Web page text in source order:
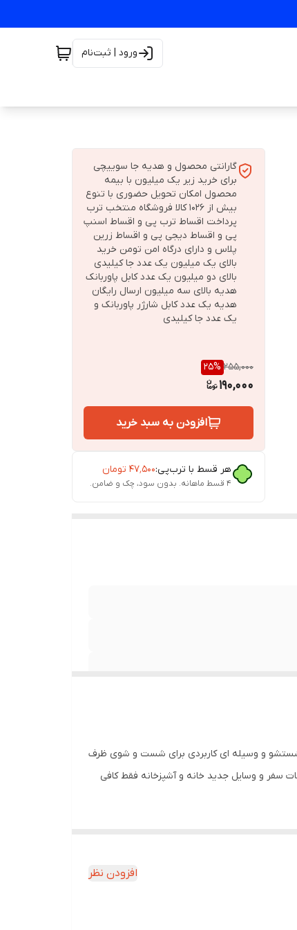
ورود | ثبت‌نام
گارانتی محصول و هدیه جا سوییچی
برای خرید زیر یک میلیون با بیمه
محصول امکان تحویل حضوری با تنوع
بیش از 1026 کالا فروشگاه منتخب ترب
پرداخت اقساط ترب پی و اقساط اسنپ
پی و اقساط دیجی پی و اقساط زرین
پلاس و دارای درگاه امن تومن خرید
بالای یک میلیون یک عدد جا کیلیدی
بالای دو میلیون یک عدد کابل پاوربانک
هدیه بالای سه میلیون ارسال رایگان
هدیه یک عدد کابل شارژر پاوربانک و
یک عدد جا کیلیدی
255,000
25%
190,000
افزودن به سبد خرید
هر قسط با ترب‌پی:۴۷٬۵۰۰ تومان
۴ قسط ماهانه. بدون سود، چک و ضامن.
سنگ ، سرامیک ، سرویس بهداشتی و
و وسیله ای کاربردی برای شست و شوی ظرف
سفر و وسایل جدید خانه و آشپزخانه فقط کافی
افزودن نظر